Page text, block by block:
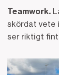
Teamwork.
skördat vete
ser riktigt